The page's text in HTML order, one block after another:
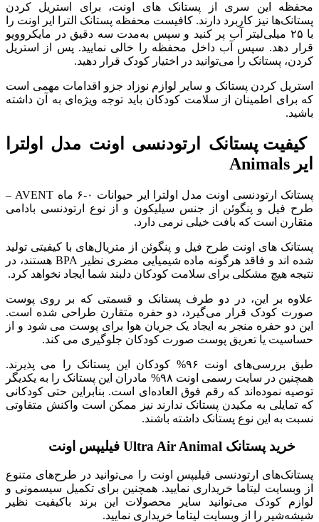
محفظه این سری از پستانک های اونت، برای استریل کردن
پستانک‌ها نیز کاربرد دارند. کافیست محفظه پستانک الترا ایر اونت را
با ۲۵ میلی‌لیتر آب پر کنید و سپس به‌مدت سه دقیق در مایکروویو
قرار دهد. سپس آب داخل محفظه را خالی نمایید. پس از استریل
کردن، پستانک را می‌توانید در اختیار کودک قرار دهید.
استریل کردن پستانک و سایر لوازم نوزاد جزو اقدامات مهمی است
که برای اطمینان از سلامت کودکان باید توجه ویژه‌ای به آن داشته
باشید.
کیفیت پستانک ارتودنسی اونت مدل اولترا
ایر Animals
پستانک ارتودنسی اونت مدل اولترا ایر حیوانات ۰-۶ ماه AVENT –
طرح فیل و پنگوئن
از جنس سیلیکون و از نوع ارتودنسی بادامی
متقارن است که بافت خیلی نرمی دارد.
پستانک‌ های اونت طرح فیل و پنگوئن
از متریال‌های با کیفیتی تولید
شده اند و فاقد هرگونه ماده شیمیایی مضری نظیر
BPA هستند، در
نتیجه هیچ مشکلی برای سلامت کودکان دلبند شما ایجاد نخواهد کرد.
علاوه بر این، در دو طرف پستانک و قسمتی که بر روی پوست
صورت کودک قرار می‌گیرد، دو حفره متقارن طراحی شده است.
این دو حفره منجر به ایجاد یک جریان هوا برای پوست می شود و از
حساسیت یا تعریق پوست صورت کودکان جلوگیری می کند.
طبق بررسی‌های اونت ۹۶% کودکان این پستانک را می پذیرند.
همچنین در سایت رسمی اونت ۹۸%
مادران این پستانک را به یکدیگر
توصیه نموده‌اند که رقم فوق العاده‌ای است. بنابراین حتی کودکانی
که تمایلی به مکیدن پستانک ندارند نیز ممکن است واکنش متفاوتی
نسبت به این نوع پستانک داشته باشند.
خرید پستانک Ultra Air Animal فیلیپس اونت
پستانک‌های ارتودنسی فیلیپس اونت را می‌توانید در طرح‌های متنوع
از وبسایت لیتاما خریداری نمایید. همچنین برای تکمیل سیسمونی و
لوازم کودک می‌توانید سایر محصولات این برند باکیفیت نظیر
شیشه‌شیر را از وبسایت لیتاما خریداری نمایید.